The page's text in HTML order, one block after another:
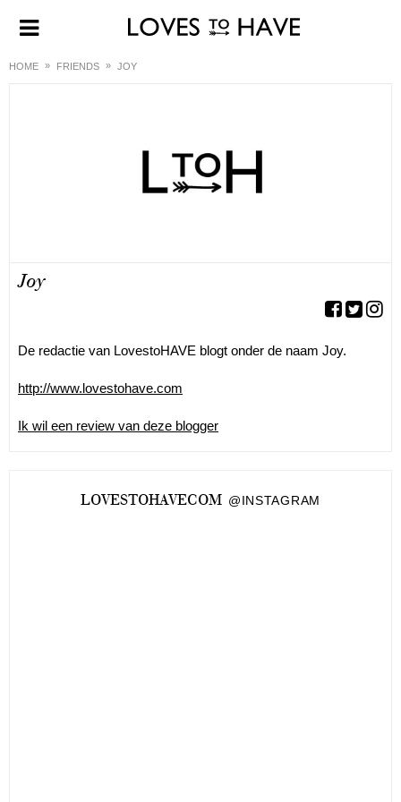
HOME FRIENDS JOY
Joy
De redactie van LovestoHAVE blogt onder de naam Joy.
http://www.lovestohave.com
Ik wil een review van deze blogger
LOVESTOHAVECOM @INSTAGRAM